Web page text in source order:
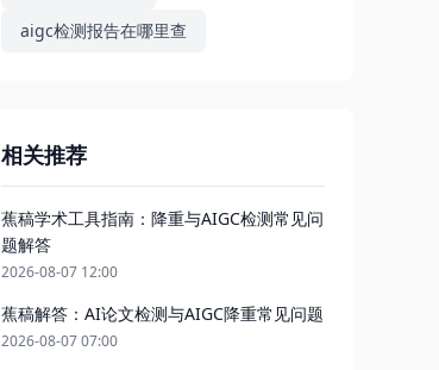
aigc检测报告在哪里查
相关推荐
蕉稿学术工具指南：降重与AIGC检测常见问
题解答
2026-08-07 12:00
蕉稿解答：AI论文检测与AIGC降重常见问题
2026-08-07 07:00